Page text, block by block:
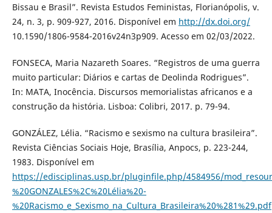
Bissau e Brasil”. Revista Estudos Feministas, Florianópolis, v.
24, n. 3, p. 909-927, 2016. Disponível em http://dx.doi.org/
10.1590/1806-9584-2016v24n3p909. Acesso em 02/03/2022.
FONSECA, Maria Nazareth Soares. “Registros de uma guerra
muito particular: Diários e cartas de Deolinda Rodrigues”.
In: MATA, Inocência. Discursos memorialistas africanos e a
construção da história. Lisboa: Colibri, 2017. p. 79-94.
GONZÁLEZ, Lélia. “Racismo e sexismo na cultura brasileira”.
Revista Ciências Sociais Hoje, Brasília, Anpocs, p. 223-244,
1983. Disponível em
https://edisciplinas.usp.br/pluginfile.php/4584956/
%20GONZALES%2C%20Lélia%20-
%20Racismo_e_Sexismo_na_Cultura_Brasileira%20%281%29.pdf